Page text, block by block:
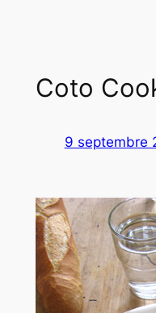
Coto
9 septembre